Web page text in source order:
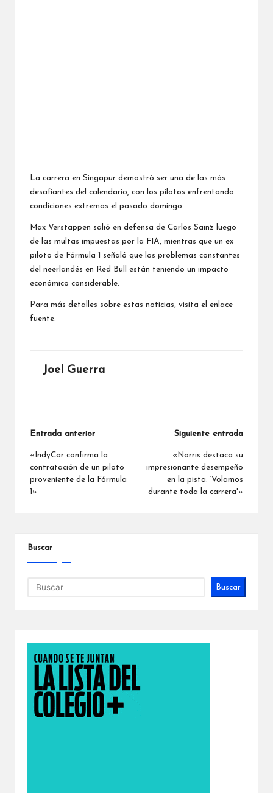
La carrera en Singapur demostró ser una de las más
desafiantes del calendario, con los pilotos enfrentando
condiciones extremas el pasado domingo.
Max Verstappen salió en defensa de Carlos Sainz luego
de las multas impuestas por la FIA, mientras que un ex
piloto de Fórmula 1 señaló que los problemas constantes
del neerlandés en Red Bull están teniendo un impacto
económico considerable.
Para más detalles sobre estas noticias, visita el enlace
fuente.
Joel Guerra
Navegación
de
entradas
Entrada anterior
«IndyCar confirma la
contratación de un piloto
proveniente de la Fórmula
1»
Siguiente entrada
«Norris destaca su
impresionante desempeño
en la pista: ‘Volamos
durante toda la carrera'»
Buscar
Buscar